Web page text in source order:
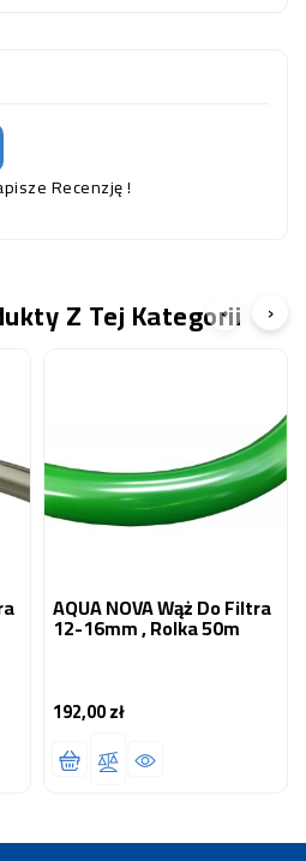
Recenzję !
Z Tej Kategorii
AQUA NOVA Wąż Do Filtra
12-16mm , Rolka 50m
192,00 złCena
‹ ›